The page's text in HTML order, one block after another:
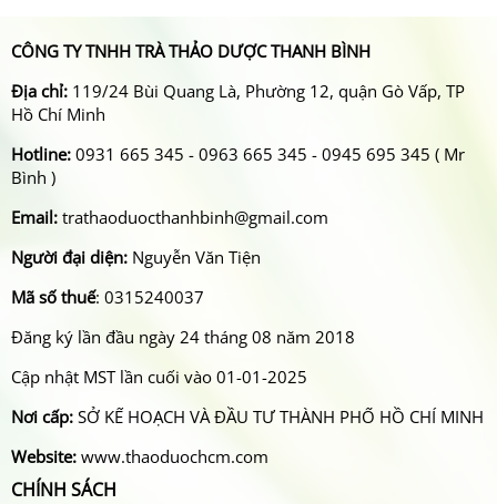
CÔNG TY TNHH TRÀ THẢO DƯỢC THANH BÌNH
Địa chỉ: 119/24 Bùi Quang Là, Phường 12, quận Gò Vấp, TP
Hồ Chí Minh
Hotline: 0931 665 345 - 0963 665 345 - 0945 695 345 ( Mr
Bình )
Email: trathaoduocthanhbinh@gmail.com
Người đại diện: Nguyễn Văn Tiện
Mã số thuế: 0315240037
Đăng ký lần đầu ngày 24 tháng 08 năm 2018
Cập nhật MST lần cuối vào 01-01-2025
Nơi cấp: SỞ KẾ HOẠCH VÀ ĐẦU TƯ THÀNH PHỐ HỒ CHÍ MINH
Website: www.thaoduochcm.com
CHÍNH SÁCH